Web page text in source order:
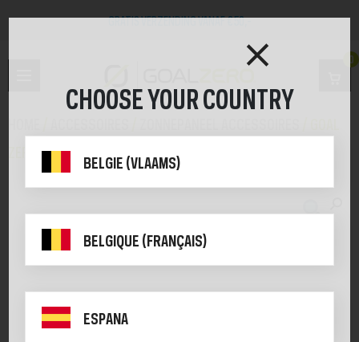
GRATIS VERZENDING VANAF €50,-
0
ZERO HIGH POWER PORT(HPP) VERLENGKABEL – 9,14M
CHOOSE YOUR COUNTRY
BELGIE (VLAAMS)
BELGIQUE (FRANÇAIS)
ESPANA